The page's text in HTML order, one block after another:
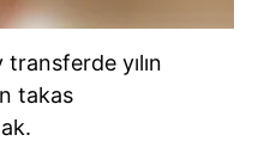
yılın
takas